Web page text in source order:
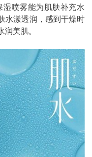
喷雾能为肌肤补充水
水漾透润，感到干燥时
美肌。